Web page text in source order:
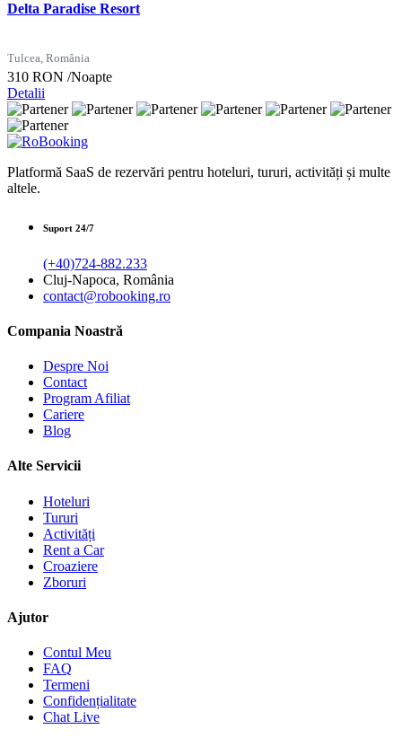
Delta Paradise Resort
Tulcea, România
310 RON /Noapte
Detalii
Platformă SaaS de rezervări pentru hoteluri, tururi, activități și multe
altele.
Suport 24/7
(+40)724-882.233
Cluj-Napoca, România
contact@robooking.ro
Compania Noastră
Despre Noi
Contact
Program Afiliat
Cariere
Blog
Alte Servicii
Hoteluri
Tururi
Activități
Rent a Car
Croaziere
Zboruri
Ajutor
Contul Meu
FAQ
Termeni
Confidențialitate
Chat Live